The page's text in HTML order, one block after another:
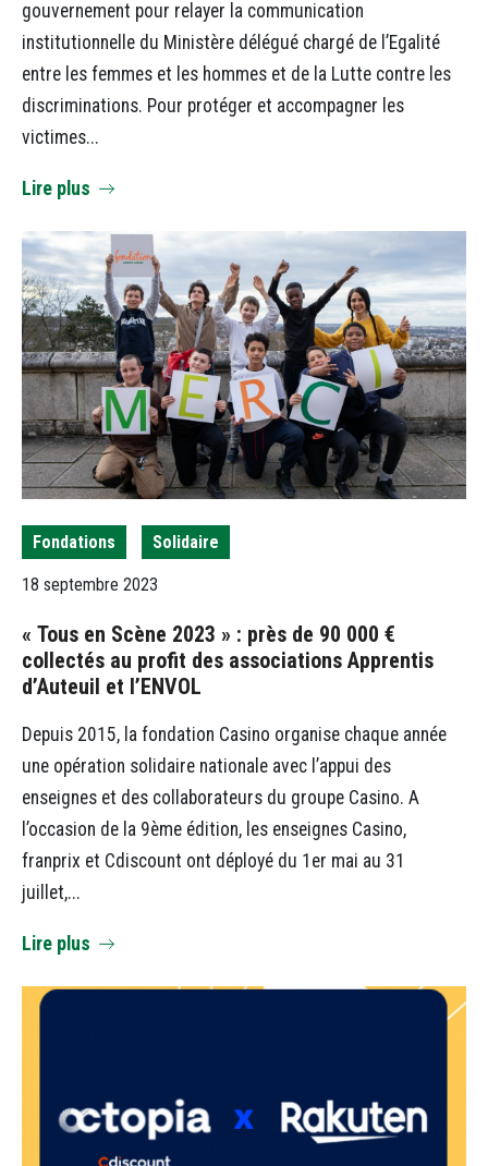
gouvernement pour relayer la communication
institutionnelle du Ministère délégué chargé de l’Egalité
entre les femmes et les hommes et de la Lutte contre les
discriminations. Pour protéger et accompagner les
victimes...
Lire plus
Fondations Solidaire
18 septembre 2023
« Tous en Scène 2023 » : près de 90 000 €
collectés au profit des associations Apprentis
d’Auteuil et l’ENVOL
Depuis 2015, la fondation Casino organise chaque année
une opération solidaire nationale avec l’appui des
enseignes et des collaborateurs du groupe Casino. A
l’occasion de la 9ème édition, les enseignes Casino,
franprix et Cdiscount ont déployé du 1er mai au 31
juillet,...
Lire plus